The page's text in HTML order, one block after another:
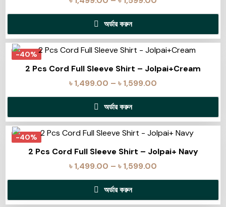
অর্ডার করুন
-40%
2 Pcs Cord Full Sleeve Shirt – Jolpai+Cream
৳1,499.00 – ৳1,599.00
অর্ডার করুন
-40%
2 Pcs Cord Full Sleeve Shirt – Jolpai+ Navy
৳1,499.00 – ৳1,599.00
অর্ডার করুন